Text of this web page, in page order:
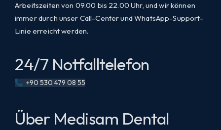
Arbeitszeiten von 09.00 bis 22.00 Uhr, und wir können
immer durch unser Call-Center und WhatsApp-Support-
Linie erreicht werden.
24/7 Notfalltelefon
+90 530 479 08 55
Über Medisam Dental